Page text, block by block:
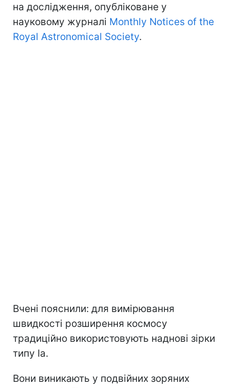
на дослідження, опубліковане у
науковому журналі Monthly Notices of the
Royal Astronomical Society.
Вчені пояснили: для вимірювання
швидкості розширення космосу
традиційно використовують наднові зірки
типу Ia.
Вони виникають у подвійних зоряних